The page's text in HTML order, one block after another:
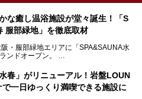
な癒し温浴施設が堂々誕生！「S
服部緑地」を徹底取材
・服部緑地エリアに「SPA&SAUNA水
ンドオープン。
年の時を経て誕生した本施設は、温泉・
ィットネス・ラウンジ・レストランなど
の“水春”のイメージをさらに進化させ
春」がリニューアル！岩盤LOUN
一日ゆっくり満喫できる施設に